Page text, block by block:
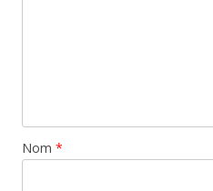
Nom *